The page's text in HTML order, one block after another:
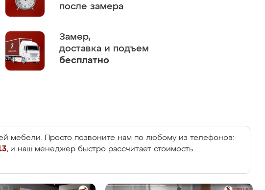
после замера
Замер,
доставка и подъем
бесплатно
мебели. Просто позвоните нам по любому из телефонов:
, и наш менеджер быстро рассчитает стоимость.